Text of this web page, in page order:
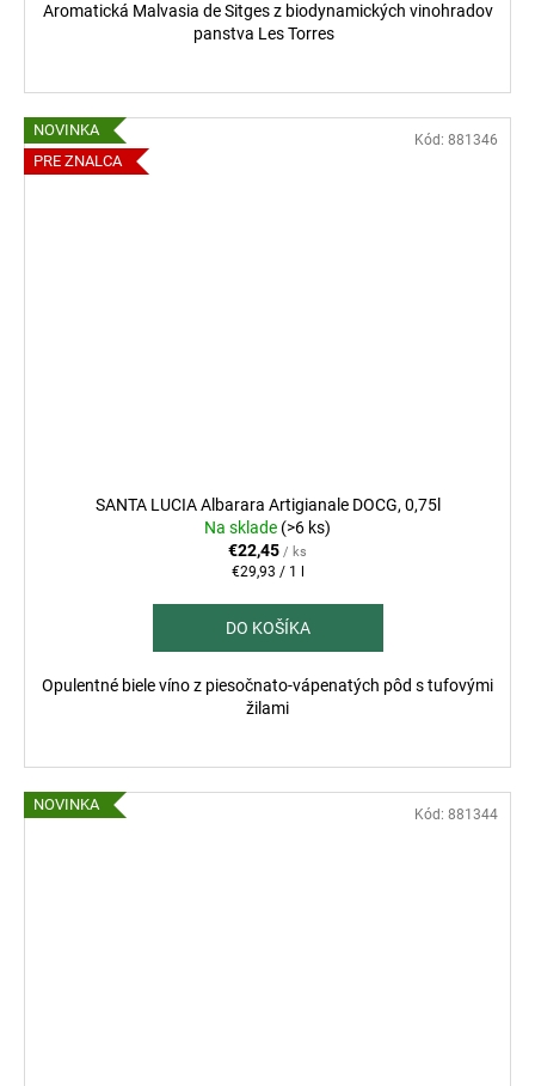
Aromatická Malvasia de Sitges z biodynamických vinohradov
panstva Les Torres
NOVINKA
PRE ZNALCA
SANTA LUCIA Albarara Artigianale DOCG, 0,75l
Na sklade (>6 ks)
€22,45 / ks
Jednotková
€29,93 / 1 l
DO KOŠÍKA
Opulentné biele víno z piesočnato-vápenatých pôd s tufovými
žilami
Kód: 881346
NOVINKA
Kód: 881344